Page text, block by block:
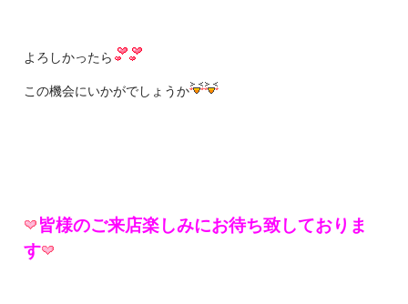
よろしかったら
この機会にいかがでしょうか
皆様のご来店楽しみにお待ち致しておりま
す